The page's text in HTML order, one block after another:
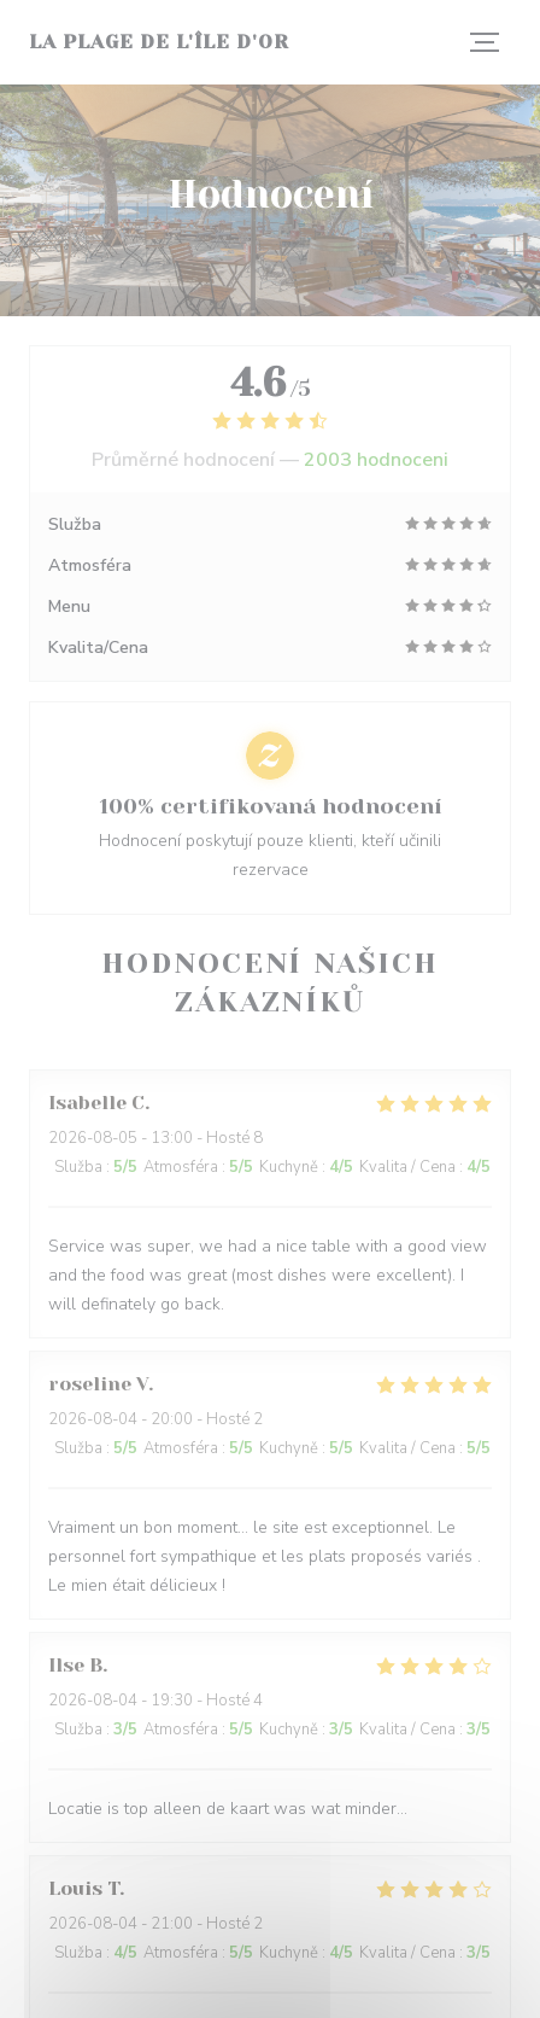
LA PLAGE DE L'ÎLE D'OR
Hodnocení
HODNOCENÍ NAŠICH
ZÁKAZNÍKŮ
Isabelle C
2026-08-05 - 13:00 - Hosté 8
Služba : 5/5 Atmosféra : 5/5 Kuchyně : 4/5 Kvalita / Cena : 4/5
Service was super, we had a nice table with a good view
and the food was great (most dishes were excellent). I
will definately go back.
roseline V
2026-08-04 - 20:00 - Hosté 2
Služba : 5/5 Atmosféra : 5/5 Kuchyně : 5/5 Kvalita / Cena : 5/5
Vraiment un bon moment… le site est exceptionnel. Le
personnel fort sympathique et les plats proposés variés .
Le mien était délicieux !
Ilse B
2026-08-04 - 19:30 - Hosté 4
Služba : 3/5 Atmosféra : 5/5 Kuchyně : 3/5 Kvalita / Cena : 3/5
Locatie is top alleen de kaart was wat minder…
Louis T
2026-08-04 - 21:00 - Hosté 2
Služba : 4/5 Atmosféra : 5/5 Kuchyně : 4/5 Kvalita / Cena : 3/5
4.6 /5
Průměrné hodnocení — 2003 hodnoceni
Služba
Atmosféra
Menu
Kvalita/Cena
100% certifikovaná hodnocení
Hodnocení poskytují pouze klienti, kteří učinili
rezervace